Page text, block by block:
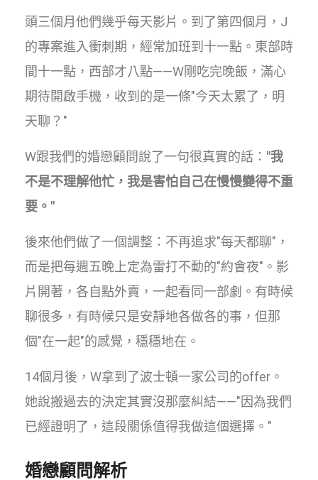
頭三個月他們幾乎每天影片。到了第四個月，J
的專案進入衝刺期，經常加班到十一點。東部時
間十一點，西部才八點——W剛吃完晚飯，滿心
期待開啟手機，收到的是一條"今天太累了，明
天聊？"
W跟我們的婚戀顧問說了一句很真實的話： "我
不是不理解他忙，我是害怕自己在慢慢變得不重
要。"
後來他們做了一個調整：不再追求"每天都聊"，
而是把每週五晚上定為雷打不動的"約會夜"。影
片開著，各自點外賣，一起看同一部劇。有時候
聊很多，有時候只是安靜地各做各的事，但那
個"在一起"的感覺，穩穩地在。
14個月後，W拿到了波士頓一家公司的offer。
她說搬過去的決定其實沒那麼糾結——"因為我們
已經證明了，這段關係值得我做這個選擇。"
婚戀顧問解析